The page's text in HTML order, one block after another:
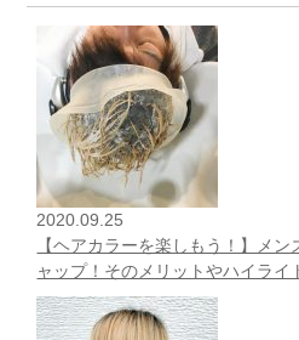
2020.09.25
【ヘアカラーを楽しもう！】メ
ャップ！そのメリットやハイライ